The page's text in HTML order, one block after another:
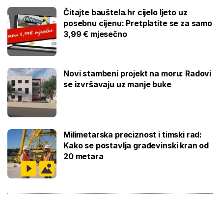
Čitajte bauštela.hr cijelo ljeto uz
posebnu cijenu: Pretplatite se za samo
3,99 € mjesečno
Novi stambeni projekt na moru: Radovi
se izvršavaju uz manje buke
Milimetarska preciznost i timski rad:
Kako se postavlja građevinski kran od
20 metara